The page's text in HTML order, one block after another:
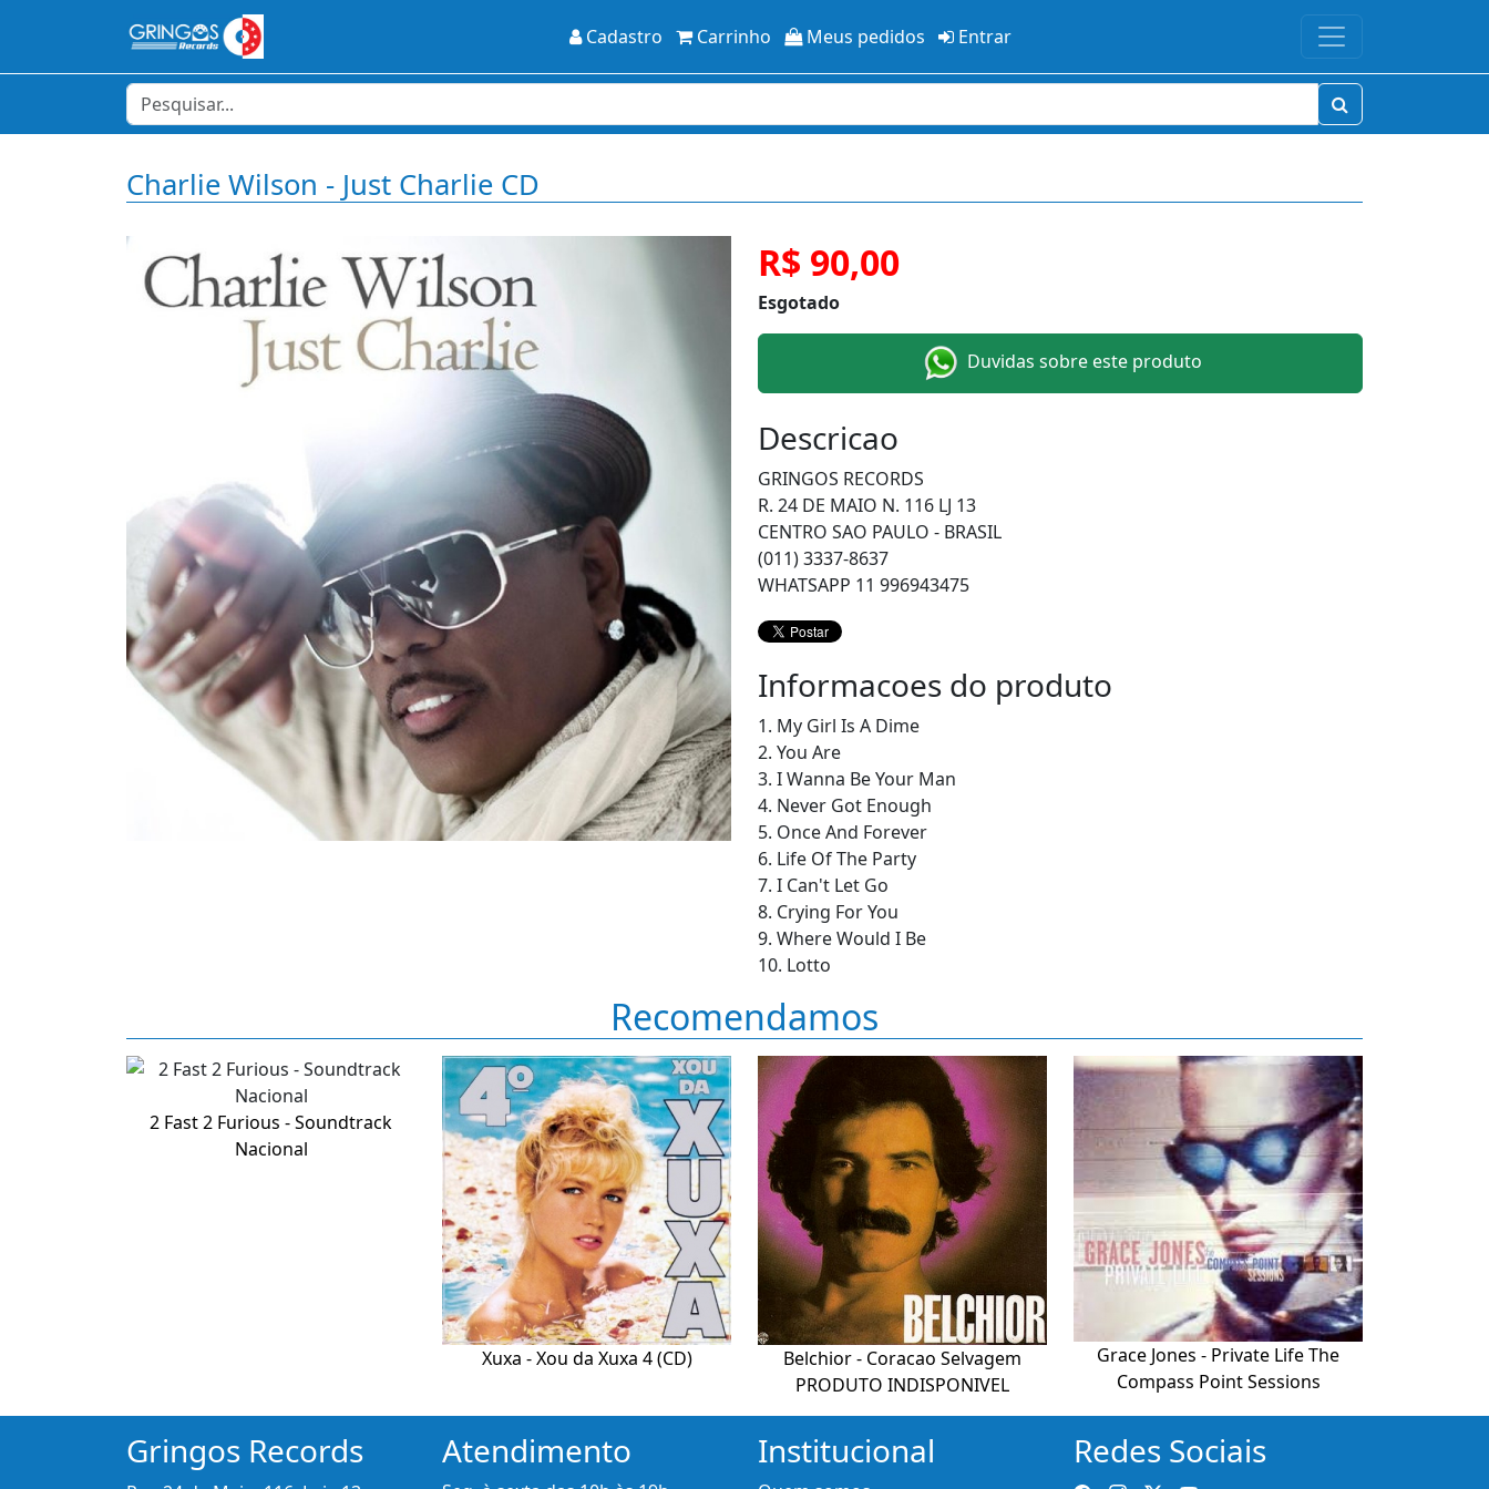
Cadastro Carrinho Meus pedidos Entrar
Charlie Wilson - Just Charlie CD
R$ 90,00
Esgotado
Duvidas sobre este produto
Descricao
GRINGOS RECORDS
R. 24 DE MAIO N. 116 LJ 13
CENTRO SAO PAULO - BRASIL
(011) 3337-8637
WHATSAPP 11 996943475
Informacoes do produto
1. My Girl Is A Dime
2. You Are
3. I Wanna Be Your Man
4. Never Got Enough
5. Once And Forever
6. Life Of The Party
7. I Can't Let Go
8. Crying For You
9. Where Would I Be
10. Lotto
Recomendamos
2 Fast 2 Furious - Soundtrack
Nacional
Xuxa - Xou da Xuxa 4 (CD)
Belchior - Coracao Selvagem
PRODUTO INDISPONIVEL
Grace Jones - Private Life The
Compass Point Sessions
Gringos Records Atendimento Institucional Redes Sociais